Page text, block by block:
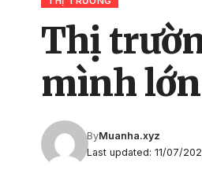
Thị
mình
Last updated: 11/07/
ByMuanha.xyz